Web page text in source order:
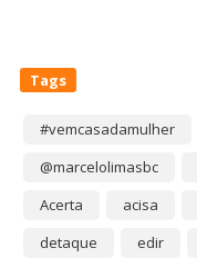
Tags
#vemcasadamulher
@marcelolimasbc
Acerta
acisa
detaque
edir